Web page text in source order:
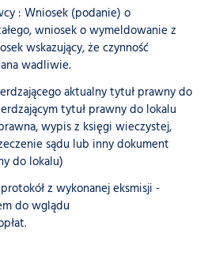
: Wniosek (podanie) o
wniosek o wymeldowanie z
wskazujący, że czynność
wadliwie.
aktualny tytuł prawny do
tytuł prawny do lokalu
wypis z księgi wieczystej,
sądu lub inny dokument
do lokalu)
z wykonanej eksmisji -
do wglądu